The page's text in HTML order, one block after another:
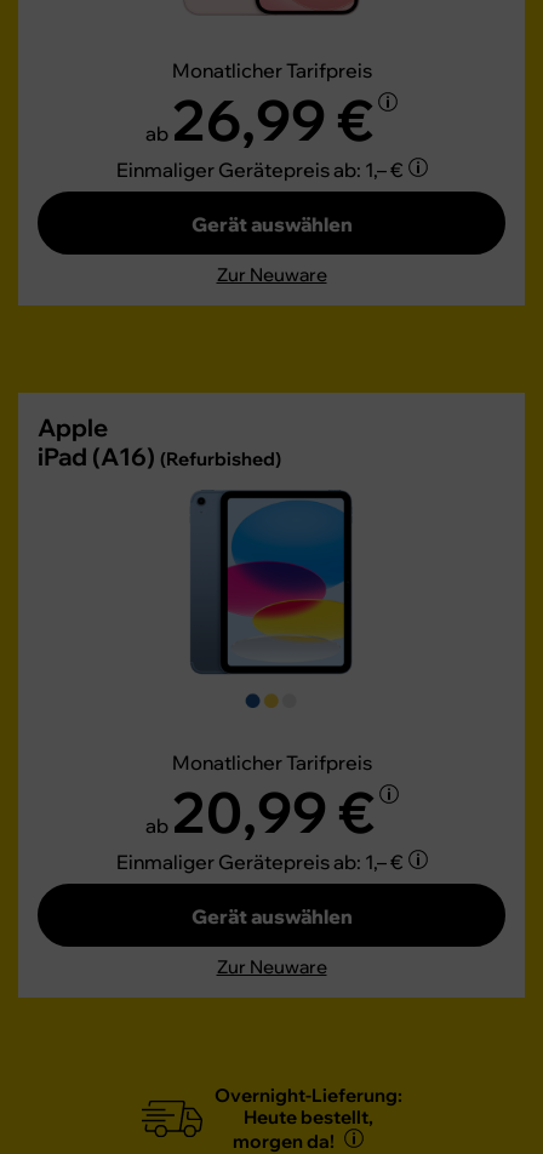
Monatlicher Tarifpreis
ab 26,99 €
Einmaliger Gerätepreisab: 1,– €
Gerät auswählen
Zur Neuware
Apple
iPad (A16) (Refurbished)
Monatlicher Tarifpreis
ab 20,99 €
Einmaliger Gerätepreisab: 1,– €
Gerät auswählen
Zur Neuware
Overnight-Lieferung:
Heute bestellt,
morgen da!